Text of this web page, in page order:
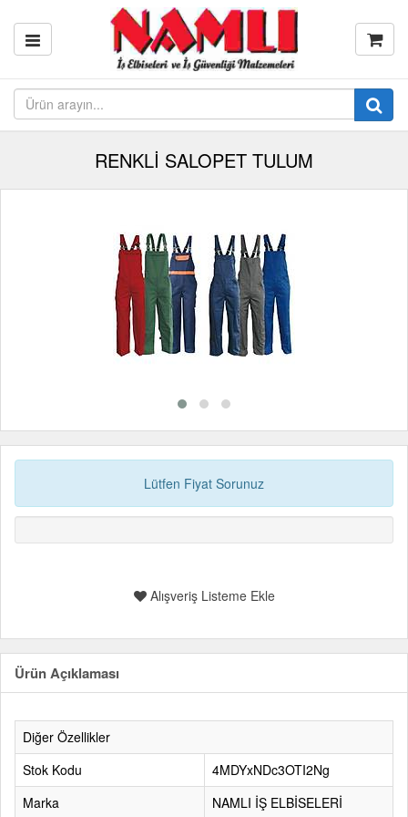
RENKLİ SALOPET TULUM
Lütfen Fiyat Sorunuz
Alışveriş Listeme Ekle
Ürün Açıklaması
Diğer Özellikler
Stok Kodu
4MDYxNDc3OTI2Ng
Marka
NAMLI İŞ ELBİSELERİ